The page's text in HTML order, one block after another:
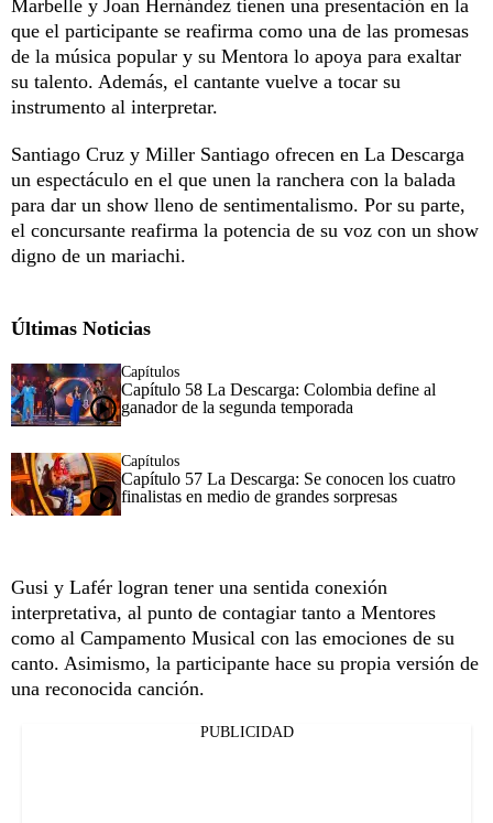
Marbelle y Joan Hernández tienen una presentación en la
que el participante se reafirma como una de las promesas
de la música popular y su Mentora lo apoya para exaltar
su talento. Además, el cantante vuelve a tocar su
instrumento al interpretar.
Santiago Cruz y Miller Santiago ofrecen en La Descarga
un espectáculo en el que unen la ranchera con la balada
para dar un show lleno de sentimentalismo. Por su parte,
el concursante reafirma la potencia de su voz con un show
digno de un mariachi.
Últimas Noticias
Capítulos
Capítulo 58 La Descarga: Colombia define al
ganador de la segunda temporada
Capítulos
Capítulo 57 La Descarga: Se conocen los cuatro
finalistas en medio de grandes sorpresas
Gusi y Lafér logran tener una sentida conexión
interpretativa, al punto de contagiar tanto a Mentores
como al Campamento Musical con las emociones de su
canto. Asimismo, la participante hace su propia versión de
una reconocida canción.
PUBLICIDAD